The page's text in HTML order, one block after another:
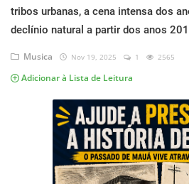
Geek
Esportes
Musica
tribos urbanas, a cena intensa dos
declínio natural a partir dos anos
Musica Nov 19, 2025 1 2565
Adicionar à Lista de Leitura